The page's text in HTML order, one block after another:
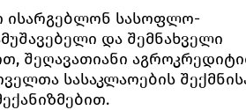
ისარგებლონ სასოფლო-
და შემნახველი
შეღავათიანი
სასაკლაოების